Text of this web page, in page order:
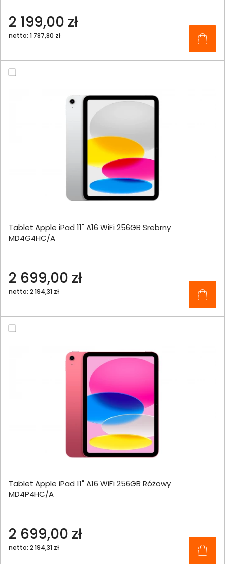
2 199,00 zł
netto: 1 787,80 zł
Tablet Apple iPad 11" A16 WiFi 256GB Srebrny
MD4G4HC/A
2 699,00 zł
netto: 2 194,31 zł
Tablet Apple iPad 11" A16 WiFi 256GB Różowy
MD4P4HC/A
2 699,00 zł
netto: 2 194,31 zł